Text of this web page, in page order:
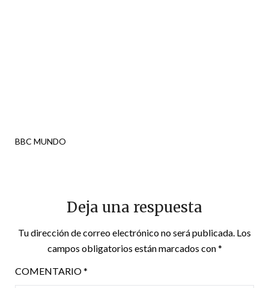
BBC MUNDO
Deja una respuesta
Tu dirección de correo electrónico no será publicada. Los
campos obligatorios están marcados con*
COMENTARIO*